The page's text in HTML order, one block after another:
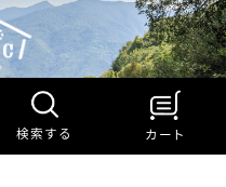
検索する カート